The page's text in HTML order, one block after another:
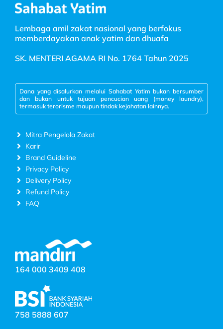
Lembaga amil zakat nasional yang berfokus
memberdayakan anak yatim dan dhuafa
SK. MENTERI AGAMA RI No. 1764 Tahun 2025
Dana yang disalurkan melalui Sahabat Yatim bukan bersumber
dan bukan untuk tujuan pencucian uang (money laundry),
termasuk terorisme maupun tindak kejahatan lainnya.
Mitra Pengelola Zakat
Karir
Brand Guideline
Privacy Policy
Delivery Policy
Refund Policy
FAQ
164 000 3409 408
758 5888 607